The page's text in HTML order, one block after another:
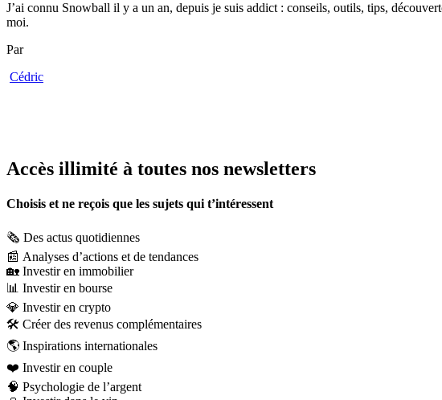
J’ai connu Snowball il y a un an, depuis je suis addict : conseils, outils, tips,
moi.
Par
Cédric
Accès illimité à toutes nos newsletters
Choisis et ne reçois que les sujets qui t’intéressent
🗞️ Des actus quotidiennes
📰 Analyses d’actions et de tendances
🏡 Investir en immobilier
📊 Investir en bourse
💎 Investir en crypto
🛠️ Créer des revenus complémentaires
🌎 Inspirations internationales
❤️ Investir en couple
🧠 Psychologie de l’argent